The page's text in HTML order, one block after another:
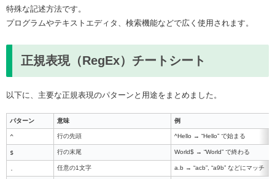
特殊な記述方法です。
プログラムやテキストエディタ、検索機能などで広く使用されます。
正規表現（RegEx）チートシート
以下に、主要な正規表現のパターンと用途をまとめました。
パターン 意味 例
^ 行の先頭 ^Hello → “Hello” で始まる
$ 行の末尾 World$ → “World” で終わる
任意の1文字 a.b → “acb”, “a9b” などにマッチ